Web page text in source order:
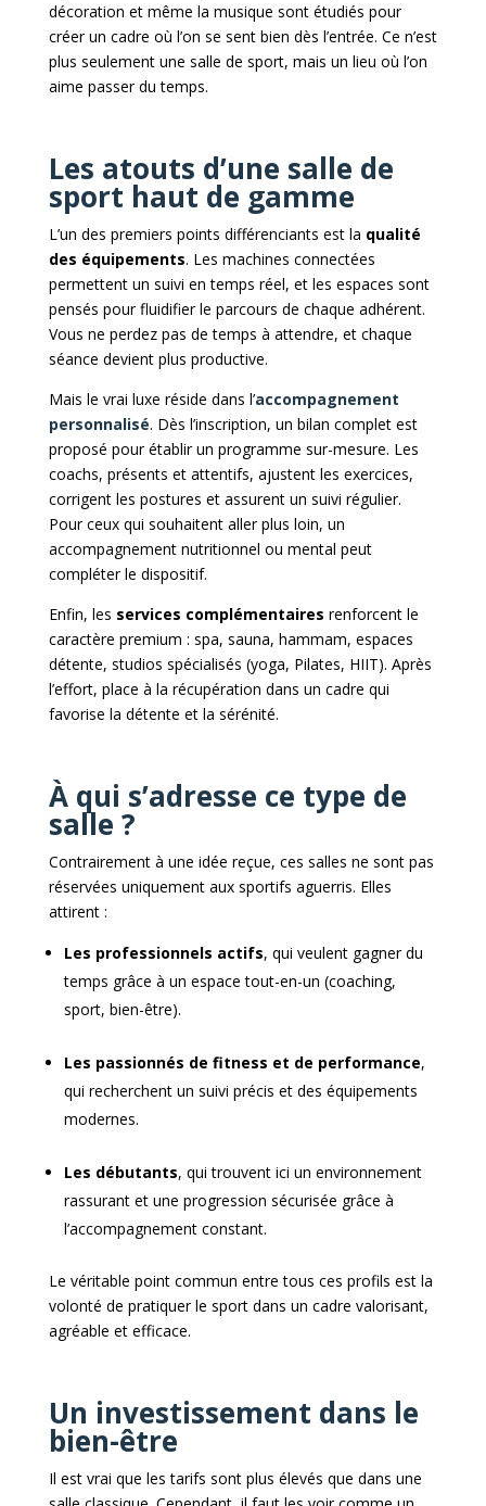
décoration et même la musique sont étudiés pour
créer un cadre où l’on se sent bien dès l’entrée. Ce n’est
plus seulement une salle de sport, mais un lieu où l’on
aime passer du temps.
Les atouts d’une salle de
sport haut de gamme
L’un des premiers points différenciants est la qualité
des équipements. Les machines connectées
permettent un suivi en temps réel, et les espaces sont
pensés pour fluidifier le parcours de chaque adhérent.
Vous ne perdez pas de temps à attendre, et chaque
séance devient plus productive.
Mais le vrai luxe réside dans l’accompagnement
personnalisé. Dès l’inscription, un bilan complet est
proposé pour établir un programme sur-mesure. Les
coachs, présents et attentifs, ajustent les exercices,
corrigent les postures et assurent un suivi régulier.
Pour ceux qui souhaitent aller plus loin, un
accompagnement nutritionnel ou mental peut
compléter le dispositif.
Enfin, les services complémentaires renforcent le
caractère premium : spa, sauna, hammam, espaces
détente, studios spécialisés (yoga, Pilates, HIIT). Après
l’effort, place à la récupération dans un cadre qui
favorise la détente et la sérénité.
À qui s’adresse ce type de
salle ?
Contrairement à une idée reçue, ces salles ne sont pas
réservées uniquement aux sportifs aguerris. Elles
attirent :
Les professionnels actifs, qui veulent gagner du
temps grâce à un espace tout-en-un (coaching,
sport, bien-être).
Les passionnés de fitness et de performance,
qui recherchent un suivi précis et des équipements
modernes.
Les débutants, qui trouvent ici un environnement
rassurant et une progression sécurisée grâce à
l’accompagnement constant.
Le véritable point commun entre tous ces profils est la
volonté de pratiquer le sport dans un cadre valorisant,
agréable et efficace.
Un investissement dans le
bien-être
Il est vrai que les tarifs sont plus élevés que dans une